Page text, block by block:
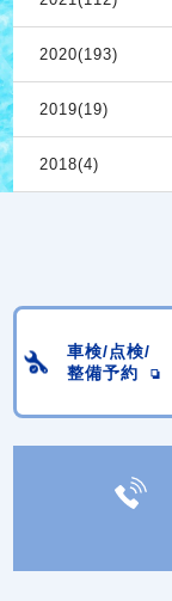
2020(193)
2019(19)
2018(4)
車検/点検/
整備予約